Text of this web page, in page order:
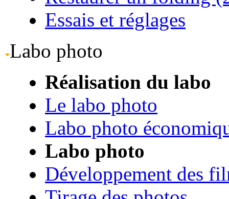
Essais et réglages
Labo photo
Réalisation du labo
Le labo photo
Labo photo
Labo photo
Développement des